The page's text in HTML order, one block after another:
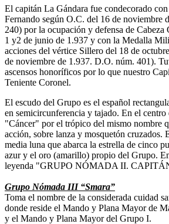
El capitán La Gándara fue condecorado
Fernando según O.C. del 16 de noviembre
240) por la ocupación y defensa de
1 y2 de junio de 1.937 y con la Medalla
acciones del vértice Sillero del 18 de
de noviembre de 1.937. D.O. núm. 401).
ascensos honoríficos por lo que nuestro
Teniente Coronel.
El escudo del Grupo es el español
en semicircunferencia y tajado. En el
"Cáncer" por el trópico del mismo nombre
acción, sobre lanza y mosquetón cruzados.
media luna que abarca la estrella de cinco
azur y el oro (amarillo) propio del Grupo.
leyenda "GRUPO NÓMADA II.
Grupo Nómada III “Smara”
Toma el nombre de la considerada cuidad
donde reside el Mando y Plana Mayor de
y el Mando y Plana Mayor del Grupo I.